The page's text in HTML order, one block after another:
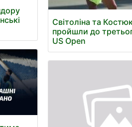
Світоліна та
пройшли до
US Open